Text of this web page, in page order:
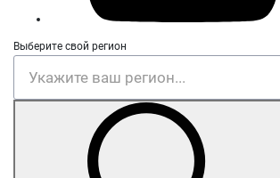
Выберите свой регион